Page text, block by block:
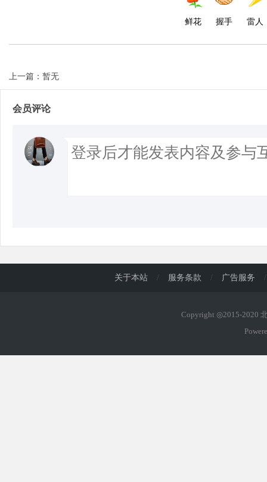
鲜花 握手 雷人
上一篇：暂无
会员评论
关于本站 / 服务条款 / 广告服务 /
Copyright ◎2015-2020